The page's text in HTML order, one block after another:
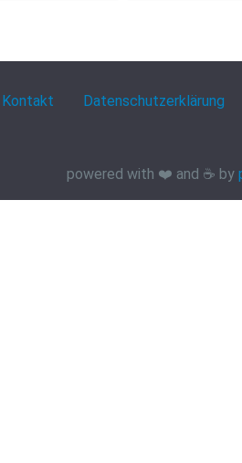
Kontakt Datenschutzerklärung
powered with ❤️ and ☕️ by